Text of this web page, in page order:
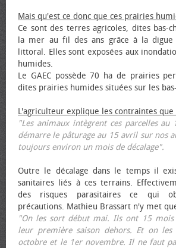
Mais qu'est ce donc que ces prairies
Ce sont des terres agricoles, dites bas-
la mer au fil des ans grâce à la
littoral. Elles sont exposées aux
humides.
Le GAEC possède 70 ha de prairies
dites prairies humides situées sur les
L'agriculteur explique les contraintes
"Les animaux intègrent ces parcelles au
démarre le pâturage au 15 avril sur nos
toujours environ un mois de décalage".
Outre le décalage dans le temps il
sanitaires liés à ces terrains.
des risques parasitaires ce qui
précautions. Mathieu Brassart n'y met
"On les sort début mai. Ils ont 15
leur première saison dehors. Et on
octobre et le 1er novembre. Il ne faut